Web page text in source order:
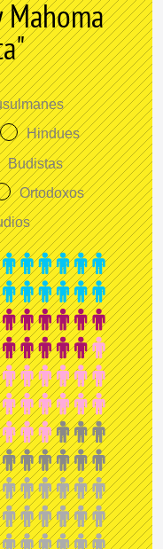
Hindues
Budistas
Ortodoxos